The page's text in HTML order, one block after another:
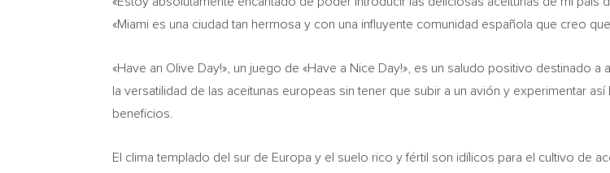
«Miami es una ciudad tan hermosa y con una influyente comunidad española que creo
«Have an Olive Day!», un juego de «Have a Nice Day!», es un saludo positivo destinado a
la versatilidad de las aceitunas europeas sin tener que subir a un avión y experimentar
beneficios.
El clima templado del sur de Europa y el suelo rico y fértil son idílicos para el cultivo de